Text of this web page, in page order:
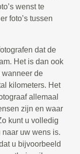
wenst te
foto’s tussen
dat de
Het is dan ook
wanneer de
kilometers. Het
allemaal
zijn en waar
kunt u volledig
uw wens is.
u bijvoorbeeld